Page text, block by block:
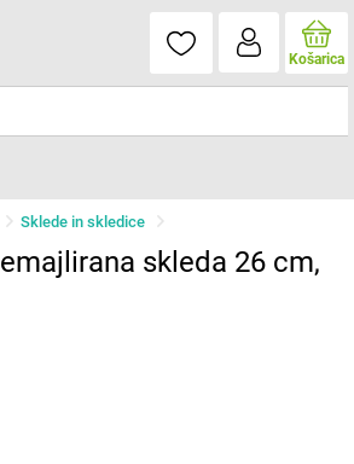
Košarica
Sklede in skledice
skleda 26 cm,